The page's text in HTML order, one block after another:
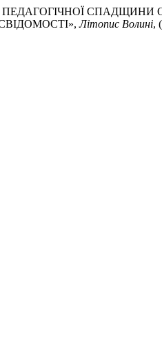
ПЕДАГОГІЧНОЇ
Літопис Волині,